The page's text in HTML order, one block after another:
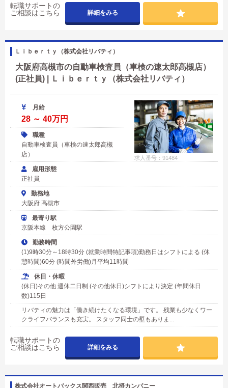
転職サポートの
ご相談はこちら
詳細をみる
Ｌｉｂｅｒｔｙ（株式会社リバティ）
大阪府高槻市の自動車検査員（車検の速太郎高槻店）
(正社員) | Ｌｉｂｅｒｔｙ（株式会社リバティ）
求人番号：91484
月給
28 ～ 40万円
職種
自動車検査員（車検の速太郎高槻
店）
雇用形態
正社員
勤務地
大阪府 高槻市
最寄り駅
京阪本線 枚方公園駅
勤務時間
(1)9時30分～18時30分 (就業時間特記事項)勤務日はシフトによる (休
憩時間)60分 (時間外労働)月平均11時間
休日・休暇
(休日)その他 週休二日制 (その他休日)シフトにより決定 (年間休日
数)115日
リバティの魅力は「働き続けたくなる環境」です。 残業も少なくワー
クライフバランスも充実。 スタッフ同士の壁もありま...
転職サポートの
ご相談はこちら
詳細をみる
株式会社オートバックス関西販売 北摂カンパニー